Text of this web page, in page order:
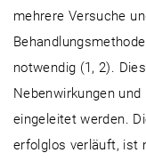
mehrere Versuche
notwendig (1, 2).
Nebenwirkungen
eingeleitet werden.
erfolglos verläuft, ist